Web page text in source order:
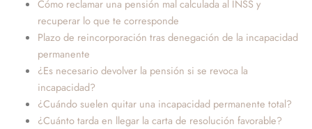
Cómo reclamar una pensión mal calculada al INSS y
recuperar lo que te corresponde
Plazo de reincorporación tras denegación de la incapacidad
permanente
¿Es necesario devolver la pensión si se revoca la
incapacidad?
¿Cuándo suelen quitar una incapacidad permanente total?
¿Cuánto tarda en llegar la carta de resolución favorable?